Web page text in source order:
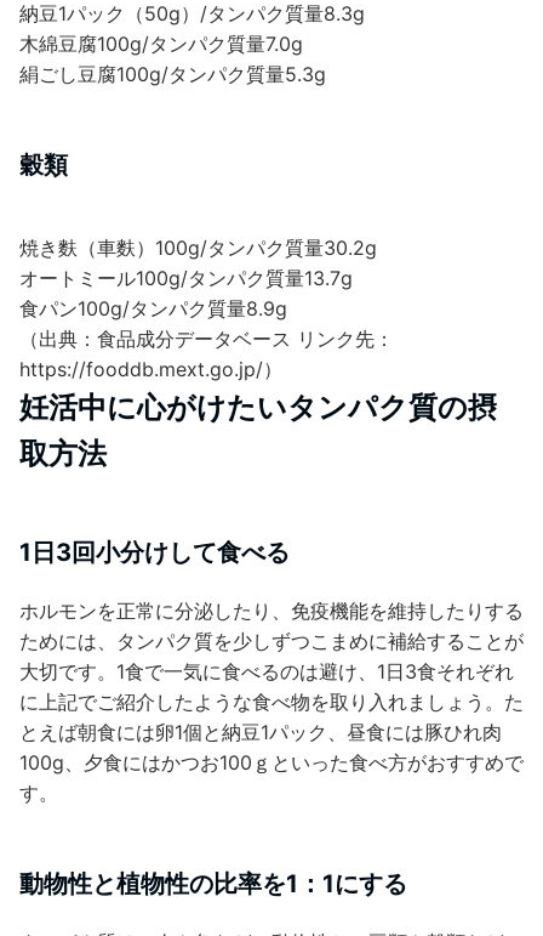
納豆1パック（50g）/タンパク質量8.3g
木綿豆腐100g/タンパク質量7.0g
絹ごし豆腐100g/タンパク質量5.3g
穀類
焼き麩（車麩）100g/タンパク質量30.2g
オートミール100g/タンパク質量13.7g
食パン100g/タンパク質量8.9g
（出典：食品成分データベース リンク先：
https://fooddb.mext.go.jp/）
妊活中に心がけたいタンパク質の摂
取方法
1日3回小分けして食べる
ホルモンを正常に分泌したり、免疫機能を維持したりする
ためには、タンパク質を少しずつこまめに補給することが
大切です。1食で一気に食べるのは避け、1日3食それぞれ
に上記でご紹介したような食べ物を取り入れましょう。た
とえば朝食には卵1個と納豆1パック、昼食には豚ひれ肉
100g、夕食にはかつお100ｇといった食べ方がおすすめで
す。
動物性と植物性の比率を1：1にする